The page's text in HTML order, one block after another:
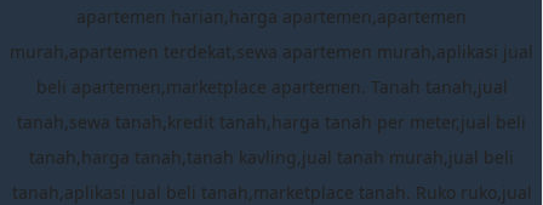
apartemen harian,harga apartemen,apartemen
murah,apartemen terdekat,sewa apartemen murah,aplikasi jual
beli apartemen,marketplace apartemen. Tanah tanah,jual
tanah,sewa tanah,kredit tanah,harga tanah per meter,jual beli
tanah,harga tanah,tanah kavling,jual tanah murah,jual beli
tanah,aplikasi jual beli tanah,marketplace tanah. Ruko ruko,jual